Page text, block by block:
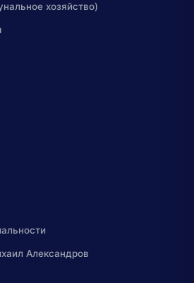
хозяйство)
Александров